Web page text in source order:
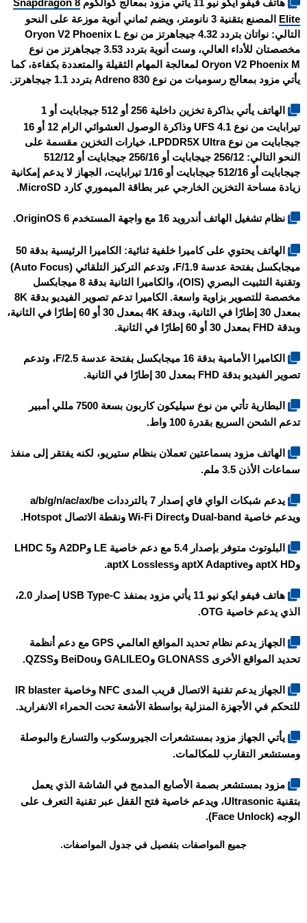
هاتف فيفو ايكو نيو 11 يأتي مزود بمعالج كوالكوم Snapdragon 8
Elite
المصنع بتقنية 3 نانومتر، ويضم ثماني أنوية موزعة على النحو
التالي: نواتان بتردد 4.32 جيجاهرتز من نوع Oryon V2 Phoenix L
مخصصتان للأداء العالي، وست أنوية بتردد 3.53 جيجاهرتز من نوع
Oryon V2 Phoenix M لمعالجة المهام الثقيلة والمتعددة بكفاءة، كما
يأتي مزود بمعالج رسوميات من نوع Adreno 830 بتردد 1.1 جيجاهرتز.
الهاتف يأتي بذاكرة تخزين داخلية 256 أو 512 جيجابايت أو 1
تيرابايت من نوع UFS 4.1 وذاكرة الوصول العشوائي الرام 12 أو 16
جيجابايت من نوع LPDDR5X Ultra، خيارات التخزين مقسمة على
النحو التالي: 256/12 جيجابايت أو 256/16 جيجابايت أو 512/12
جيجابايت أو 512/16 جيجابايت أو 1/16 تيرابايت، الجهاز لا يدعم إمكانية
زيادة مساحة التخزين الخارجي عبر بطاقة الميموري كارد MicroSD.
نظام تشغيل الهاتف أندرويد 16 مع واجهة المستخدم OriginOS 6.
الهاتف يحتوي على كاميرا خلفية ثنائية: الكاميرا الرئيسية بدقة 50
ميجابكسل بفتحة عدسة F/1.9، وتدعم التركيز التلقائي (Auto Focus)
وتقنية التثبيت البصري (OIS)، والكاميرا الثانية بدقة 8 ميجابكسل
مخصصة للتصوير بزاوية واسعة. الكاميرا تدعم تصوير الفيديو بدقة 8K
بمعدل 30 إطارًا في الثانية، وبدقة 4K بمعدل 30 أو 60 إطارًا في الثانية،
وبدقة FHD بمعدل 30 أو 60 إطارًا في الثانية.
الكاميرا الأمامية بدقة 16 ميجابكسل بفتحة عدسة F/2.5، وتدعم
تصوير الفيديو بدقة FHD بمعدل 30 إطارًا في الثانية.
البطارية تأتي من نوع سيليكون كاربون بسعة 7500 مللي أمبير
تدعم الشحن السريع بقدرة 100 واط.
الهاتف مزود بسماعتين تعملان بنظام ستيريو، لكنه يفتقر إلى منفذ
سماعات الأذن 3.5 ملم.
يدعم شبكات الواي فاي إصدار 7 بالترددات a/b/g/n/ac/ax/be
ويدعم خاصية Dual-band وWi-Fi Direct ونقطة الاتصال Hotspot.
البلوتوث متوفر بإصدار 5.4 مع دعم خاصية LE وA2DP وLHDC 5
وaptX HD وaptX Adaptive وaptX Lossless.
هاتف فيفو ايكو نيو 11
يأتي مزود بمنفذ USB Type-C إصدار 2.0،
الذي يدعم خاصية OTG.
الجهاز يدعم نظام تحديد المواقع العالمي GPS مع دعم أنظمة
تحديد المواقع الأخرى GLONASS وGALILEO وBeiDou وQZSS.
الجهاز يدعم تقنية الاتصال قريب المدى NFC وخاصية IR blaster
للتحكم في الأجهزة المنزلية بواسطة الأشعة تحت الحمراء الانفراريد.
يأتي الجهاز مزود بمستشعرات الجيروسكوب والتسارع والبوصلة
ومستشعر التقارب للمكالمات.
مزود بمستشعر بصمة الأصابع المدمج في الشاشة الذي يعمل
بتقنية Ultrasonic، ويدعم خاصية فتح القفل عبر تقنية التعرف على
الوجه (Face Unlock).
جميع المواصفات بتفصيل في جدول المواصفات.